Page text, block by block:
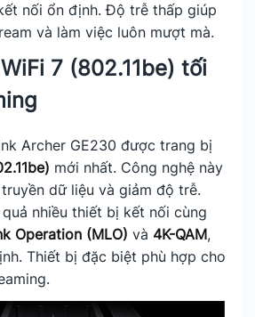
nối ổn định. Độ trễ thấp giúp
và làm việc luôn mượt mà.
7 (802.11be) tối
Archer GE230 được trang bị
mới nhất. Công nghệ này
dữ liệu và giảm độ trễ.
nhiều thiết bị kết nối cùng
Operation (MLO) và 4K-QAM,
Thiết bị đặc biệt phù hợp cho